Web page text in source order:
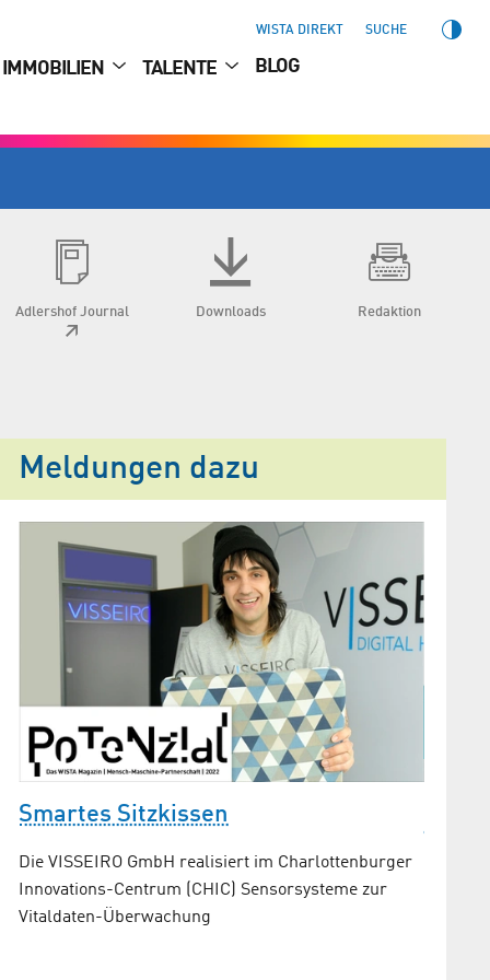
WISTA DIREKT SUCHE
IMMOBILIEN TALENTE BLOG
Adlershof Journal Downloads Redaktion
Meldungen dazu
Smartes Sitzkissen
Die VISSEIRO GmbH realisiert im Charlottenburger
Innovations-Centrum (CHIC) Sensorsysteme zur
Vitaldaten-Überwachung